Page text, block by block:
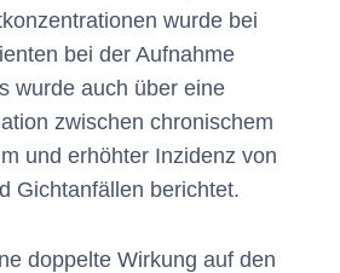
wurde bei
bei der Aufnahme
wurde auch über eine
zwischen chronischem
und erhöhter Inzidenz von
Gichtanfällen berichtet.
doppelte Wirkung auf den